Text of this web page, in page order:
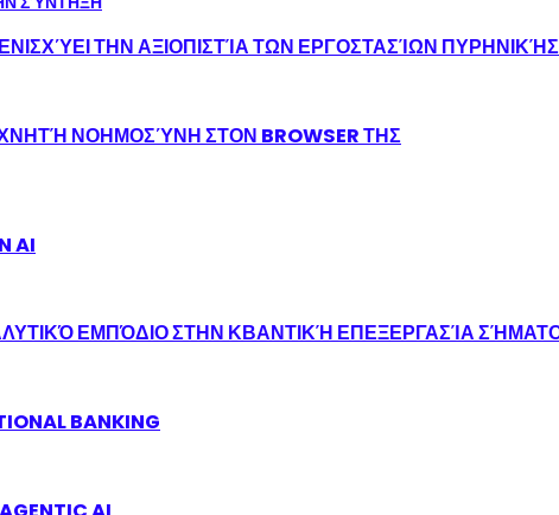
ΤΗΝ ΑΞΙΟΠΙΣΤΊΑ ΤΩΝ ΕΡΓΟΣΤΑΣΊΩΝ
ΝΟΗΜΟΣΎΝΗ ΣΤΟΝ BROWSER ΤΗΣ
AI
ΕΜΠΌΔΙΟ ΣΤΗΝ ΚΒΑΝΤΙΚΉ ΕΠΕΞΕΡΓΑΣΊΑ
BANKING